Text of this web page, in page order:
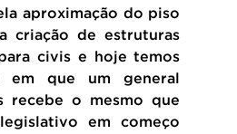
aproximação do piso
criação de estruturas
civis e hoje temos
em que um general
recebe o mesmo que
em começo